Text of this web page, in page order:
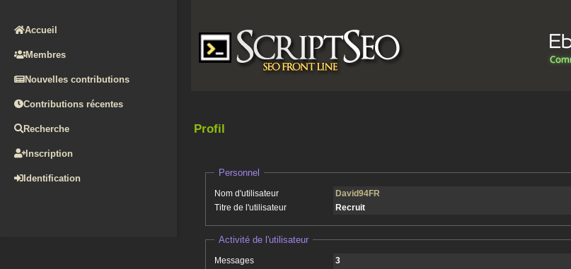
Accueil
Membres
Nouvelles contributions
Contributions récentes
Recherche
Inscription
Identification
Profil
Personnel
Nom d'utilisateur
David94FR
Titre de l'utilisateur
Recruit
Activité de l'utilisateur
Messages
3